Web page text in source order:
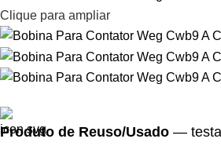
Clique para ampliar
Produto de Reuso/Usado —